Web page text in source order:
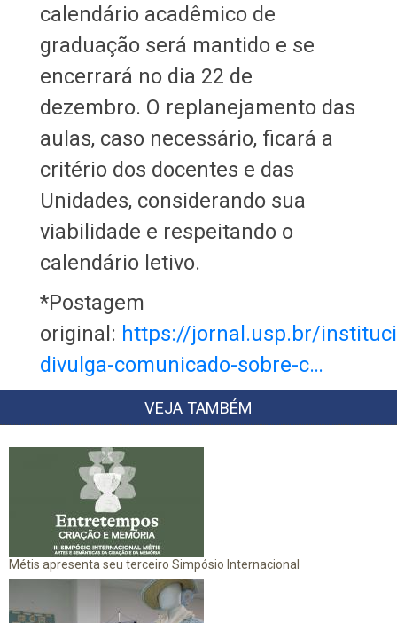
calendário acadêmico de
graduação será mantido e se
encerrará no dia 22 de
dezembro. O replanejamento das
aulas, caso necessário, ficará a
critério dos docentes e das
Unidades, considerando sua
viabilidade e respeitando o
calendário letivo.
*Postagem
original: https://jornal.usp.br/
divulga-comunicado-sobre-c…
VEJA TAMBÉM
Métis apresenta seu terceiro Simpósio Internacional